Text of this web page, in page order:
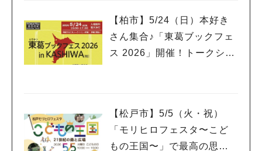
【柏市】5/24（日）本好き
さん集合♪「東葛ブックフェ
ス 2026」開催！トークショ
【松戸市】5/5（火・祝）
「モリヒロフェスタ〜こど
もの王国〜」で最高の思い